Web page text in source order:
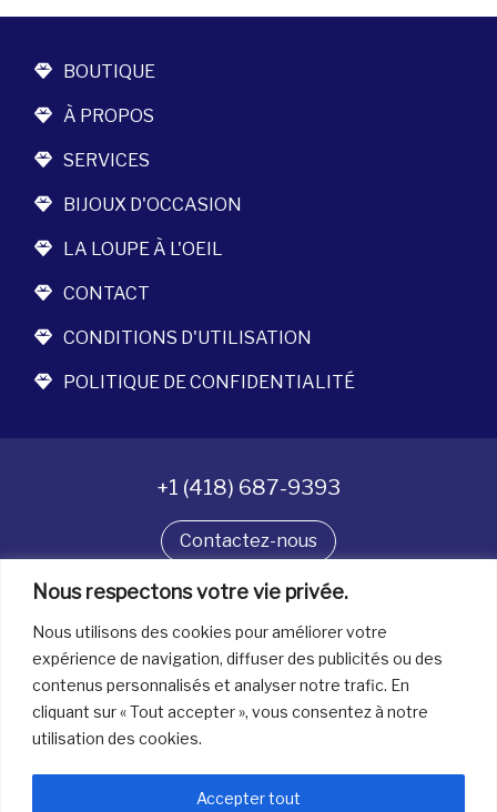
Nous respectons votre vie privée.
Nous utilisons des cookies pour améliorer votre
expérience de navigation, diffuser des publicités ou des
contenus personnalisés et analyser notre trafic. En
cliquant sur « Tout accepter », vous consentez à notre
utilisation des cookies.
Accepter tout
BOUTIQUE
À PROPOS
SERVICES
BIJOUX D'OCCASION
LA LOUPE À L'OEIL
CONTACT
CONDITIONS D'UTILISATION
POLITIQUE DE CONFIDENTIALITÉ
+1 (418) 687-9393
Contactez-nous
Suivez-nous
Tous droits réservés. © La boîte à bijoux 2026